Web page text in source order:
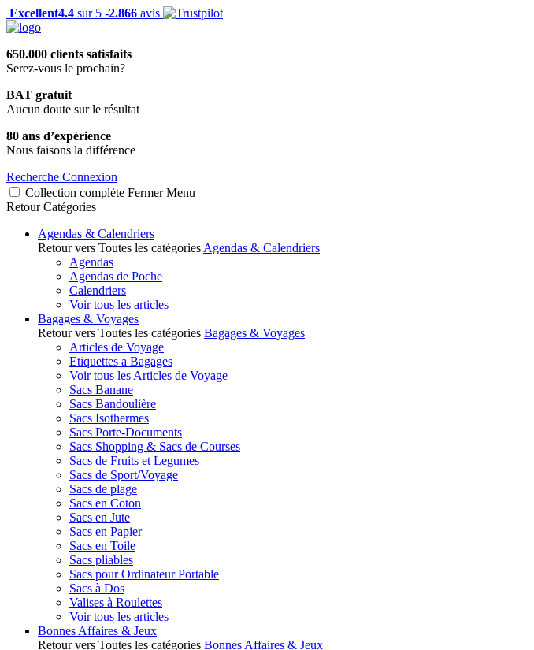
Excellent4.4 sur 5 -2.866 avis
650.000 clients satisfaits
Serez-vous le prochain?
BAT gratuit
Aucun doute sur le résultat
80 ans d’expérience
Nous faisons la différence
Recherche Connexion
Collection complète Fermer Menu
Retour Catégories
Agendas & Calendriers
Retour vers Toutes les catégories Agendas & Calendriers
Agendas
Agendas de Poche
Calendriers
Voir tous les articles
Bagages & Voyages
Retour vers Toutes les catégories Bagages & Voyages
Articles de Voyage
Etiquettes a Bagages
Voir tous les Articles de Voyage
Sacs Banane
Sacs Bandoulière
Sacs Isothermes
Sacs Porte-Documents
Sacs Shopping & Sacs de Courses
Sacs de Fruits et Legumes
Sacs de Sport/Voyage
Sacs de plage
Sacs en Coton
Sacs en Jute
Sacs en Papier
Sacs en Toile
Sacs pliables
Sacs pour Ordinateur Portable
Sacs à Dos
Valises à Roulettes
Voir tous les articles
Bonnes Affaires & Jeux
Retour vers Toutes les catégories Bonnes Affaires & Jeux